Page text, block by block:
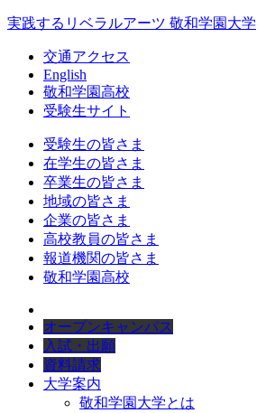
実践するリベラルアーツ 敬和学園大学
交通アクセス
English
敬和学園高校
受験生サイト
受験生の皆さま
在学生の皆さま
卒業生の皆さま
地域の皆さま
企業の皆さま
高校教員の皆さま
報道機関の皆さま
敬和学園高校
オープンキャンパス
入試・出願
資料請求
大学案内
敬和学園大学とは